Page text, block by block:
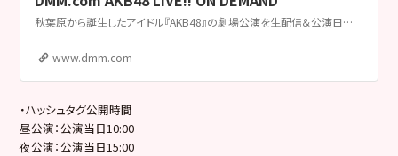
秋葉原から誕生したアイドル『AKB48』の劇場公演を生配信＆公演日当日にアーカイブをダウンロード配信！PCやスマートフォン（スマホ）で視聴できます。
www.dmm.com
・ハッシュタグ公開時間
昼公演：公演当日10:00
夜公演：公演当日15:00